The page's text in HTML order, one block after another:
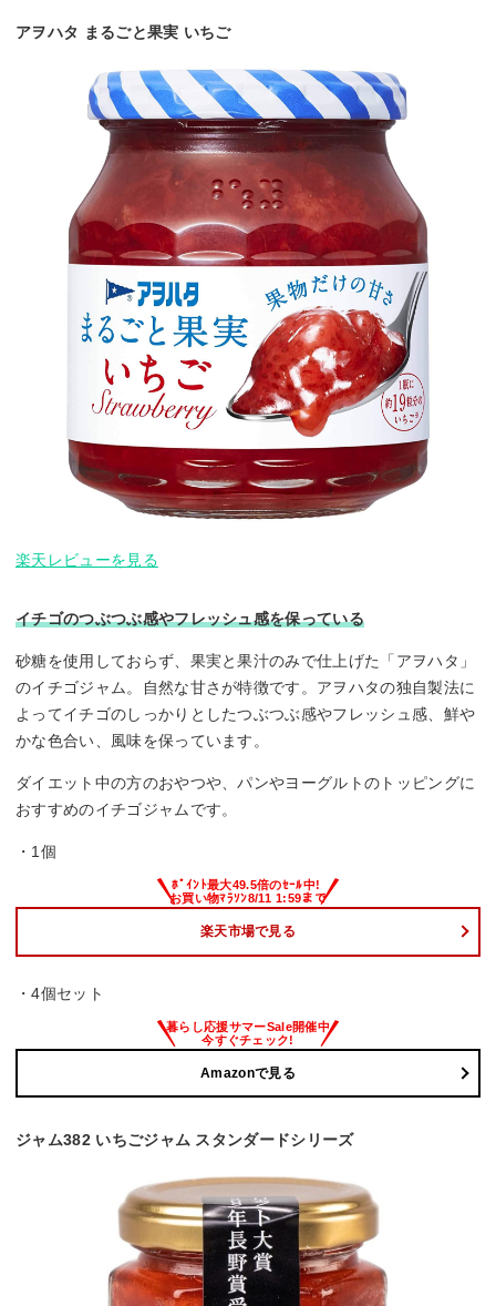
アヲハタ まるごと果実 いちご
楽天レビューを見る
イチゴのつぶつぶ感やフレッシュ感を保っている
砂糖を使用しておらず、果実と果汁のみで仕上げた「アヲハタ」
のイチゴジャム。自然な甘さが特徴です。アヲハタの独自製法に
よってイチゴのしっかりとしたつぶつぶ感やフレッシュ感、鮮や
かな色合い、風味を保っています。
ダイエット中の方のおやつや、パンやヨーグルトのトッピングに
おすすめのイチゴジャムです。
・1個
楽天市場で見る
・4個セット
Amazonで見る
ジャム382 いちごジャム スタンダードシリーズ